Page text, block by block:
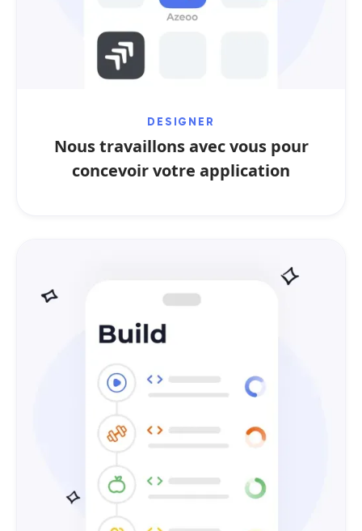
DESIGNER
Nous travaillons avec vous pour
concevoir votre application